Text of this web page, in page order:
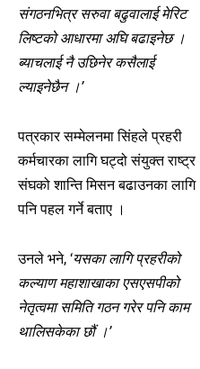
संगठनभित्र सरुवा बढुवालाई मेरिट
लिष्टको आधारमा अघि बढाइनेछ ।
ब्याचलाई नै उछिनेर कसैलाई
ल्याइनेछैन ।’
पत्रकार सम्मेलनमा सिंहले प्रहरी
कर्मचारका लागि घट्दो संयुक्त राष्ट्र
संघको शान्ति मिसन बढाउनका लागि
पनि पहल गर्ने बताए ।
उनले भने, ‘यसका लागि प्रहरीको
कल्याण महाशाखाका एसएसपीको
नेतृत्वमा समिति गठन गरेर पनि काम
थालिसकेका छौं ।’